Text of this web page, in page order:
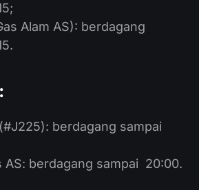
Alam AS): berdagang
berdagang sampai
AS: berdagang sampai 20:00.